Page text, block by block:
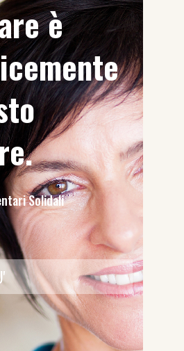
è
Solidali